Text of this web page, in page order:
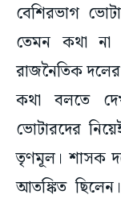
বেশিরভাগ
তেমন কথা না
রাজনৈতিক দলের
কথা বলতে
ভোটারদের
তৃণমূল। শাসক
আতঙ্কিত